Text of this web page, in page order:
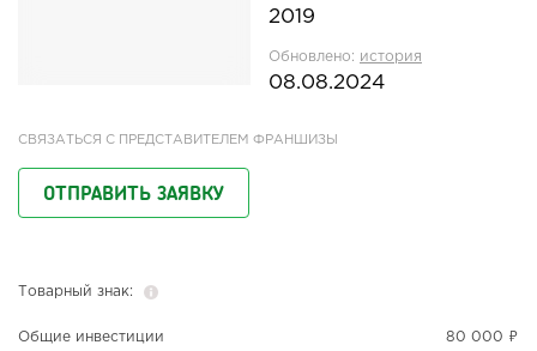
2019
Обновлено: история
08.08.2024
СВЯЗАТЬСЯ С ПРЕДСТАВИТЕЛЕМ ФРАНШИЗЫ
ОТПРАВИТЬ ЗАЯВКУ
Товарный знак:
Общие инвестиции 80 000 ₽